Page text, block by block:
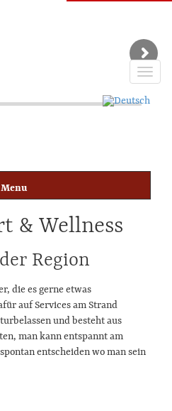
Toggle
& Wellness
Region
die es gerne etwas
auf Services am Strand
und besteht aus
man kann entspannt am
entscheiden wo man sein